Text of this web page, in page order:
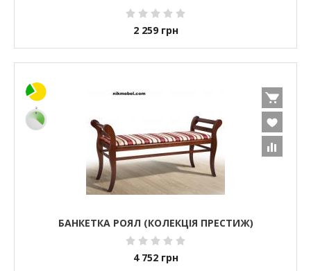
2 259 грн
БАНКЕТКА РОЯЛ (КОЛЕКЦІЯ ПРЕСТИЖ)
4 752 грн